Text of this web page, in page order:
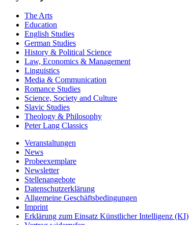
The Arts
Education
English Studies
German Studies
History & Political Science
Law, Economics & Management
Linguistics
Media & Communication
Romance Studies
Science, Society and Culture
Slavic Studies
Theology & Philosophy
Peter Lang Classics
Veranstaltungen
News
Probeexemplare
Newsletter
Stellenangebote
Datenschutzerklärung
Allgemeine Geschäftsbedingungen
Imprint
Erklärung zum Einsatz Künstlicher Intelligenz (KI)